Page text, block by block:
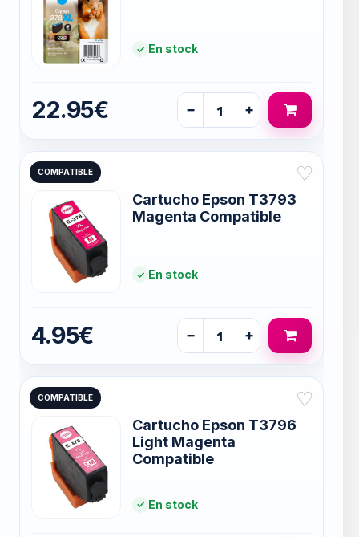
En stock
22.95€ − +
COMPATIBLE ♡
Cartucho Epson T3793
Magenta Compatible
En stock
4.95€ − +
COMPATIBLE ♡
Cartucho Epson T3796
Light Magenta
Compatible
En stock